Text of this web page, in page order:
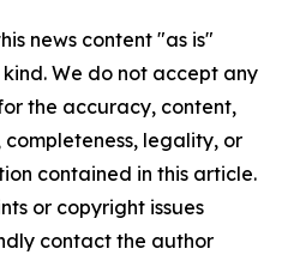
news content "as is"
We do not accept any
the accuracy, content,
completeness, legality, or
contained in this article.
or copyright issues
contact the author